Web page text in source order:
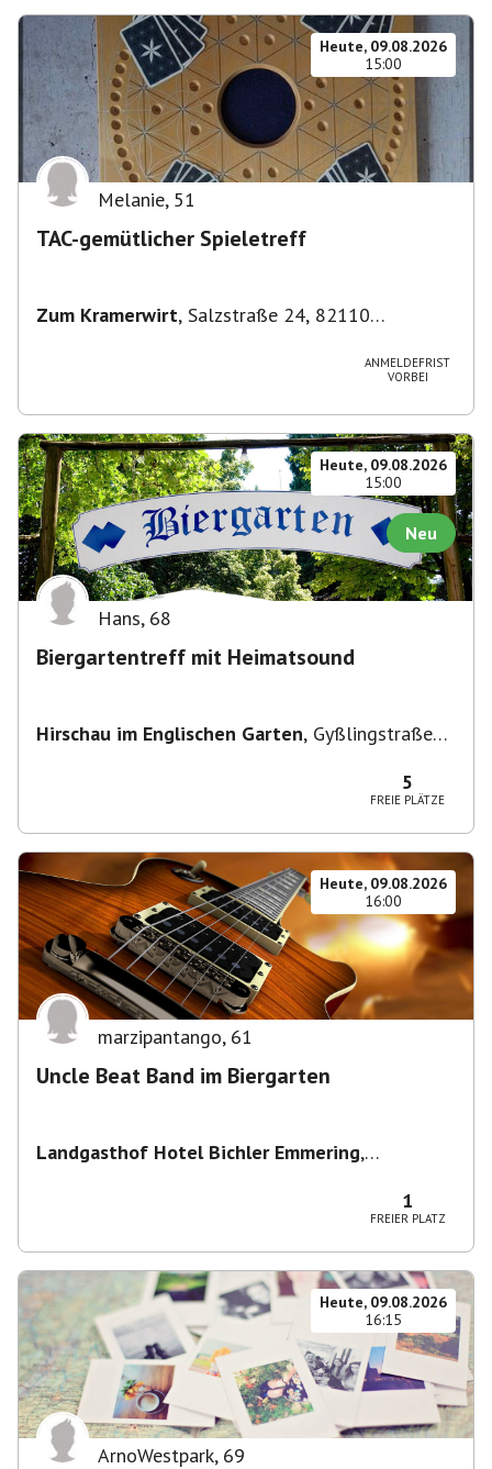
Heute, 09.08.2026
15:00
Melanie, 51
TAC-gemütlicher Spieletreff
Zum Kramerwirt, Salzstraße 24, 82110
ANMELDEFRIST
VORBEI
Heute, 09.08.2026
15:00
Neu
Hans, 68
Biergartentreff mit Heimatsound
Hirschau im Englischen Garten, Gyßlingstraße
5
FREIE PLÄTZE
Heute, 09.08.2026
16:00
marzipantango, 61
Uncle Beat Band im Biergarten
Landgasthof Hotel Bichler Emmering,
1
FREIER PLATZ
Heute, 09.08.2026
16:15
ArnoWestpark, 69